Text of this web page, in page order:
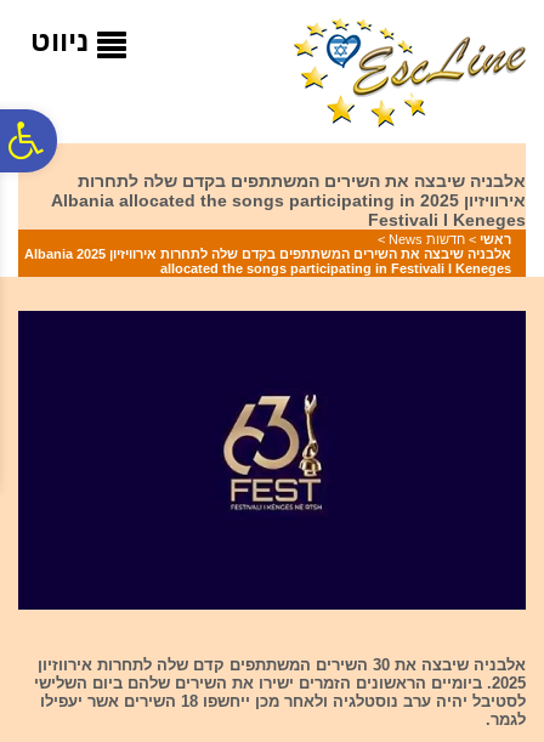
המרכזי
ניווט
אלבניה שיבצה את השירים המשתתפים בקדם שלה לתחרות
אירוויזיון 2025 Albania allocated the songs participating in
Festivali I Keneges
ראשי > חדשות News
>
אלבניה שיבצה את השירים המשתתפים בקדם שלה לתחרות אירוויזיון 2025 Albania
allocated the songs participating in Festivali I Keneges
אלבניה שיבצה את 30 השירים המשתתפים קדם שלה לתחרות אירווזיון
2025. ביומיים הראשונים הזמרים ישירו את השירים שלהם ביום השלישי
לסטיבל יהיה ערב נוסטלגיה ולאחר מכן ייחשפו 18 השירים אשר יעפילו
לגמר.